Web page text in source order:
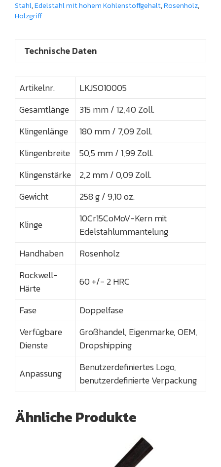
Stahl,Edelstahl mit hohem Kohlenstoffgehalt,Rosenholz,
Holzgriff
Technische Daten
Artikelnr.
LKJSO10005
Gesamtlänge
315 mm / 12,40 Zoll.
Klingenlänge
180 mm / 7,09 Zoll.
Klingenbreite
50,5 mm / 1,99 Zoll.
Klingenstärke
2,2 mm / 0,09 Zoll.
Gewicht
258 g / 9,10 oz.
Klinge
10Cr15CoMoV-Kern mit
Edelstahlummantelung
Handhaben
Rosenholz
Rockwell-
Härte
60 +/- 2 HRC
Fase
Doppelfase
Verfügbare
Dienste
Großhandel, Eigenmarke, OEM,
Dropshipping
Anpassung
Benutzerdefiniertes Logo,
benutzerdefinierte Verpackung
Ähnliche Produkte